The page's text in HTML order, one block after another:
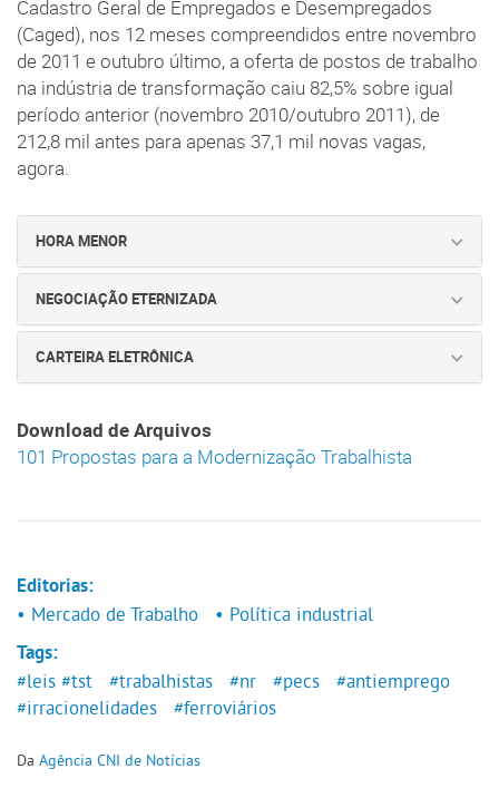
Cadastro Geral de Empregados e Desempregados
(Caged), nos 12 meses compreendidos entre novembro
de 2011 e outubro último, a oferta de postos de trabalho
na indústria de transformação caiu 82,5% sobre igual
período anterior (novembro 2010/outubro 2011), de
212,8 mil antes para apenas 37,1 mil novas vagas,
agora.
HORA MENOR
NEGOCIAÇÃO ETERNIZADA
CARTEIRA ELETRÔNICA
Download de Arquivos
101 Propostas para a Modernização Trabalhista
Editorias:
• Mercado de Trabalho
• Política industrial
Tags:
#leis #tst #trabalhistas #nr #pecs
#antiemprego
#irracionelidades
#ferroviários
Da Agência CNI de Notícias